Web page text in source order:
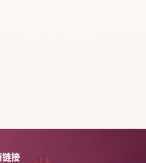
链接